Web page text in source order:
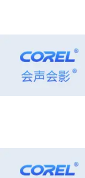
过相应的对电脑配置要求
二、电脑剪辑视频怎么剪辑
法，下面就通过会声会影